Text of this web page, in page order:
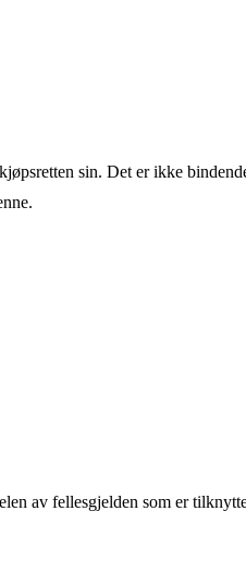
sin. Det er ikke
av fellesgjelden som er